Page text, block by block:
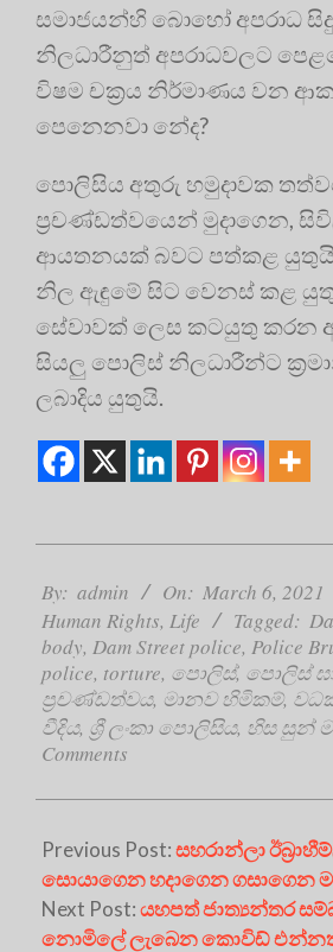
සමාජයන්හි බොහෝ අපරාධ
නිලධාරීනුත් අපරාධවලට
විෂම චක්‍රය නිර්මාණය වන
පෙනෙනවා නේද?
පොලිසිය අතුරු හමුදාවක
ප්‍රචණ්ඩත්වයෙන් මුදාගෙන,
ආයතනයක් බවට පත්කළ
නිල ඇඳුමේ සිට වෙනස් කළ
සේවාවක් ලෙස කටයුතු කරන
සියලු පොලිස් නිලධාරීන්ට
ලබාදිය යුතුයි.
03-
06
By: admin On: March 6, 2021
Human Rights, Life Tagged:
body, Dam Street police, Police
police, torture, පොලිස්, පොලිස්
ප්‍රචණ්ඩත්වය, මානව හිමිකම්,
වීදිය, ශ්‍රී ලංකා පොලිසිය, හිස සුන්
Comments
Previous Post:සහරාන්ලා
සොයාගෙන හදාගෙන ගසාගෙන
Next Post:යහපත් ජාත්‍යන්තර
නොමිලේ ලැබෙන කොවිඩ්